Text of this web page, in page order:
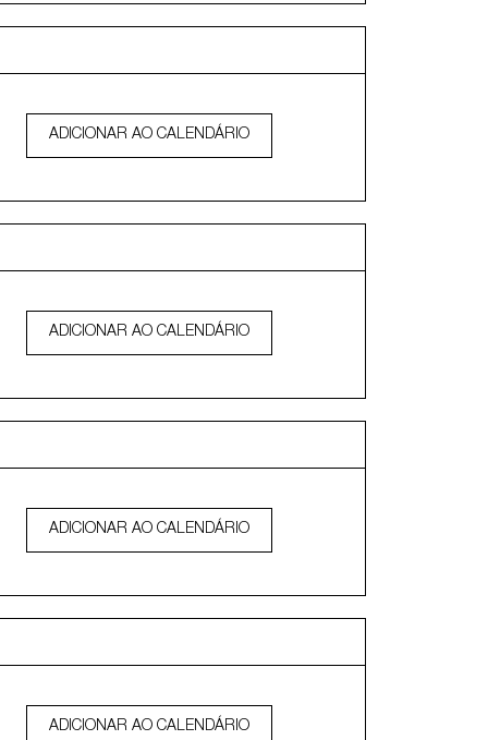
ADICIONAR AO CALENDÁRIO
ADICIONAR AO CALENDÁRIO
ADICIONAR AO CALENDÁRIO
ADICIONAR AO CALENDÁRIO